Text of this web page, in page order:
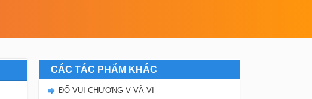
CÁC TÁC PHẨM KHÁC
ĐỐ VUI CHƯƠNG V VÀ VI